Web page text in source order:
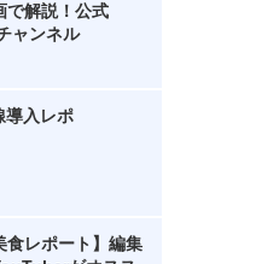
で解説！公式
ャンネル
導入レポ
食レポート】編集